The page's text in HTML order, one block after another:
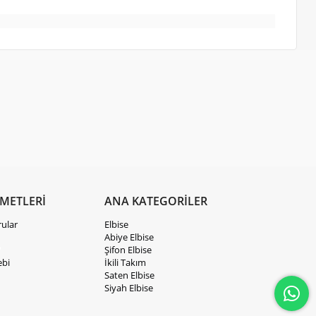
ANA KATEGORİLER
Elbise
Abiye Elbise
Şifon Elbise
İkili Takım
Saten Elbise
Siyah Elbise